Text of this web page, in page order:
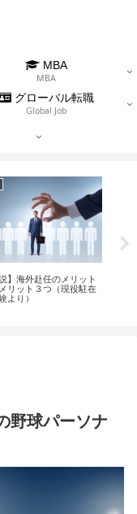
MBA
MBA
グローバル転職
Global Job
】海外赴任のメリット
リット３つ（現役駐在
より）
野球パーソナ